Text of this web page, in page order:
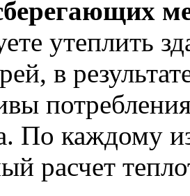
утеплить
в
По каждому
расчет